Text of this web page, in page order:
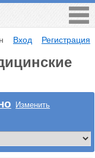
Вход Регистрация
Изменить